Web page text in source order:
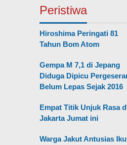
Peristiwa
Hiroshima Peringati 81
Tahun Bom Atom
Gempa M 7,1 di Jepang
Diduga Dipicu
Belum Lepas Sejak 2016
Empat Titik Unjuk Rasa
Jakarta Jumat ini
Warga Jakut Antusias